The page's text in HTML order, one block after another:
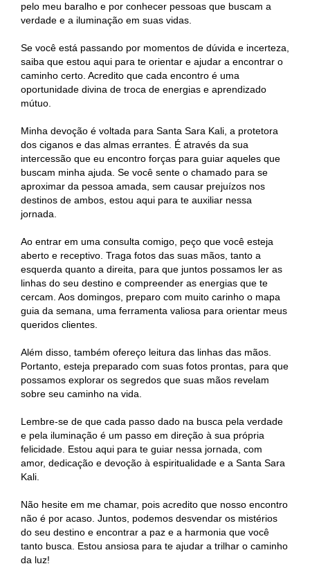
pelo meu baralho e por conhecer pessoas que buscam a
verdade e a iluminação em suas vidas.
Se você está passando por momentos de dúvida e incerteza,
saiba que estou aqui para te orientar e ajudar a encontrar o
caminho certo. Acredito que cada encontro é uma
oportunidade divina de troca de energias e aprendizado
mútuo.
Minha devoção é voltada para Santa Sara Kali, a protetora
dos ciganos e das almas errantes. É através da sua
intercessão que eu encontro forças para guiar aqueles que
buscam minha ajuda. Se você sente o chamado para se
aproximar da pessoa amada, sem causar prejuízos nos
destinos de ambos, estou aqui para te auxiliar nessa
jornada.
Ao entrar em uma consulta comigo, peço que você esteja
aberto e receptivo. Traga fotos das suas mãos, tanto a
esquerda quanto a direita, para que juntos possamos ler as
linhas do seu destino e compreender as energias que te
cercam. Aos domingos, preparo com muito carinho o mapa
guia da semana, uma ferramenta valiosa para orientar meus
queridos clientes.
Além disso, também ofereço leitura das linhas das mãos.
Portanto, esteja preparado com suas fotos prontas, para que
possamos explorar os segredos que suas mãos revelam
sobre seu caminho na vida.
Lembre-se de que cada passo dado na busca pela verdade
e pela iluminação é um passo em direção à sua própria
felicidade. Estou aqui para te guiar nessa jornada, com
amor, dedicação e devoção à espiritualidade e a Santa Sara
Kali.
Não hesite em me chamar, pois acredito que nosso encontro
não é por acaso. Juntos, podemos desvendar os mistérios
do seu destino e encontrar a paz e a harmonia que você
tanto busca. Estou ansiosa para te ajudar a trilhar o caminho
da luz!